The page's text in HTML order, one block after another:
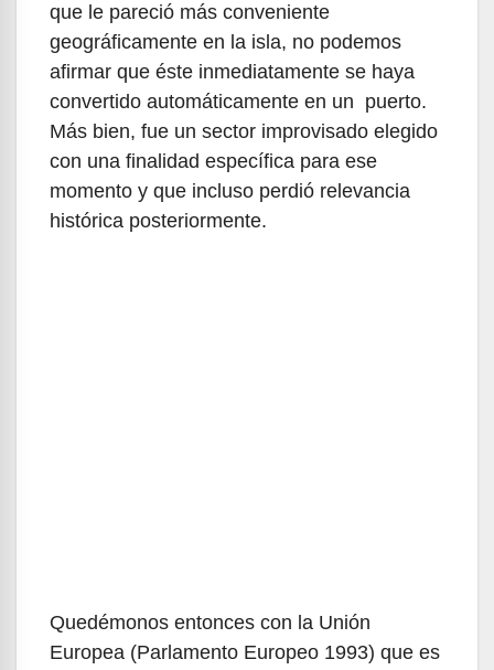
que le pareció más conveniente
geográficamente en la isla, no podemos
afirmar que éste inmediatamente se haya
convertido automáticamente en un puerto.
Más bien, fue un sector improvisado elegido
con una finalidad específica para ese
momento y que incluso perdió relevancia
histórica posteriormente.
Quedémonos entonces con la Unión
Europea (Parlamento Europeo 1993) que es